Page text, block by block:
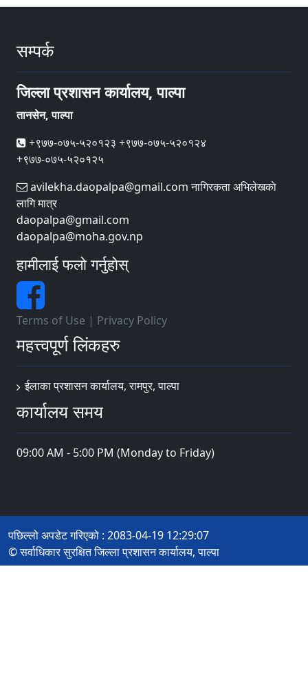
सम्पर्क
जिल्ला प्रशासन कार्यालय, पाल्पा
तानसेन, पाल्पा
+९७७-०७५-५२०१२३ +९७७-०७५-५२०१२४
+९७७-०७५-५२०१२५
avilekha.daopalpa@gmail.com नागिरकता अभिलेखकाे
लागि मात्र
daopalpa@gmail.com
daopalpa@moha.gov.np
हामीलाई फलो गर्नुहोस्
Terms of Use | Privacy Policy
महत्त्वपूर्ण लिंकहरु
ईलाका प्रशासन कार्यालय, रामपुर, पाल्पा
कार्यालय समय
09:00 AM - 5:00 PM (Monday to Friday)
पछिल्लो अपडेट गरिएको : 2083-04-19 12:29:07
© सर्वाधिकार सुरक्षित जिल्ला प्रशासन कार्यालय, पाल्पा